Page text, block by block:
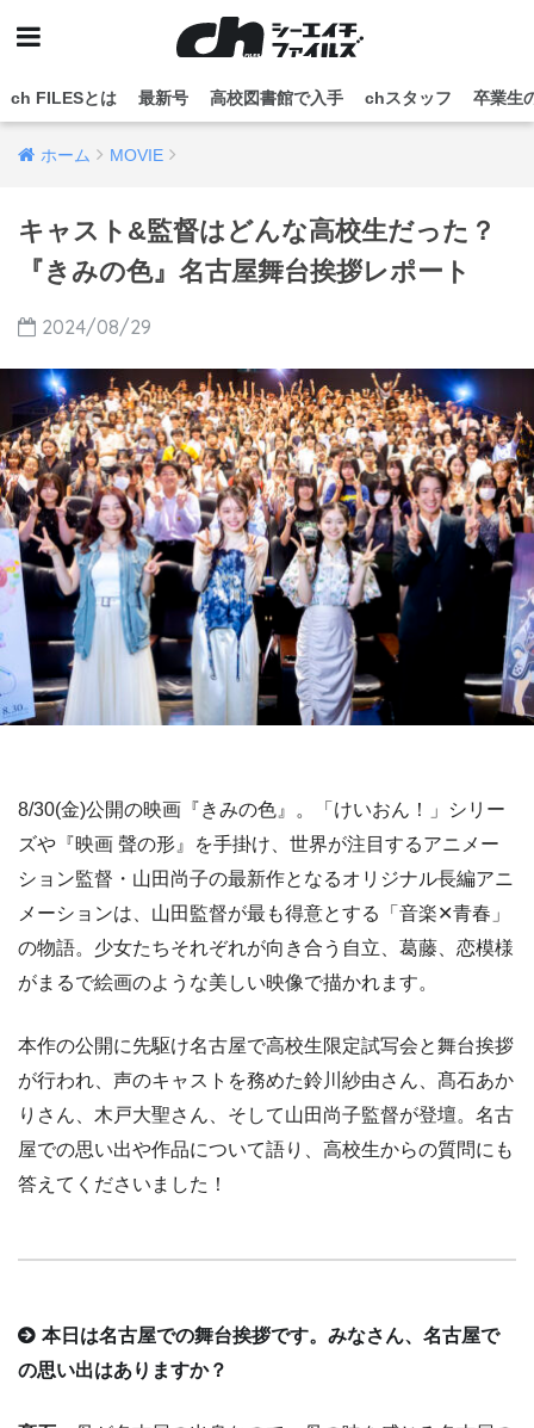
ch FILESとは 最新号 高校図書館で入手 chスタッフ 卒業生
ホーム MOVIE
キャスト&監督はどんな高校生だった？
『きみの色』名古屋舞台挨拶レポート
2024/08/29
8/30(金)公開の映画『きみの色』。「けいおん！」シリー
ズや『映画 聲の形』を手掛け、世界が注目するアニメー
ション監督・山田尚子の最新作となるオリジナル長編アニ
メーションは、山田監督が最も得意とする「音楽✕青春」
の物語。少女たちそれぞれが向き合う自立、葛藤、恋模様
がまるで絵画のような美しい映像で描かれます。
本作の公開に先駆け名古屋で高校生限定試写会と舞台挨拶
が行われ、声のキャストを務めた鈴川紗由さん、髙石あか
りさん、木戸大聖さん、そして山田尚子監督が登壇。名古
屋での思い出や作品について語り、高校生からの質問にも
答えてくださいました！
本日は名古屋での舞台挨拶です。みなさん、名古屋で
の思い出はありますか？